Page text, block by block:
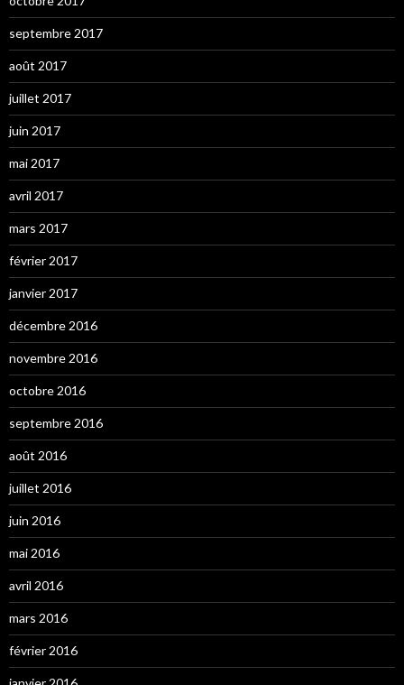
septembre 2017
août 2017
juillet 2017
juin 2017
mai 2017
avril 2017
mars 2017
février 2017
janvier 2017
décembre 2016
novembre 2016
octobre 2016
septembre 2016
août 2016
juillet 2016
juin 2016
mai 2016
avril 2016
mars 2016
février 2016